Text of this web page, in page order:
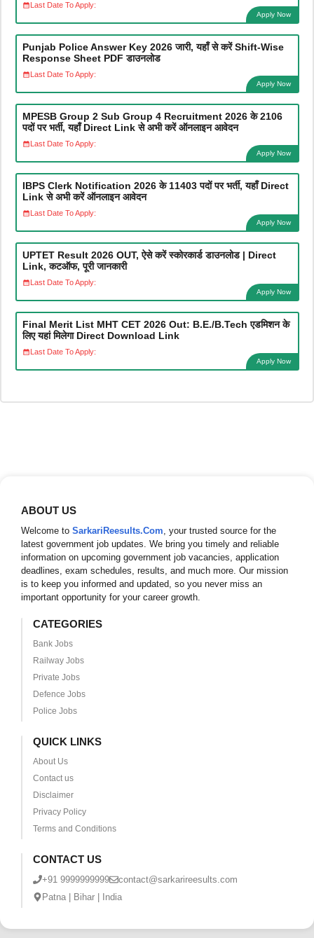
Last Date To Apply:
Apply Now
Punjab Police Answer Key 2026 जारी, यहाँ से करें Shift-Wise
Response Sheet PDF डाउनलोड
Last Date To Apply:
Apply Now
MPESB Group 2 Sub Group 4 Recruitment 2026 के 2106
पदों पर भर्ती, यहाँ Direct Link से अभी करें ऑनलाइन आवेदन
Last Date To Apply:
Apply Now
IBPS Clerk Notification 2026 के 11403 पदों पर भर्ती, यहाँ Direct
Link से अभी करें ऑनलाइन आवेदन
Last Date To Apply:
Apply Now
UPTET Result 2026 OUT, ऐसे करें स्कोरकार्ड डाउनलोड | Direct
Link, कटऑफ, पूरी जानकारी
Last Date To Apply:
Apply Now
Final Merit List MHT CET 2026 Out: B.E./B.Tech एडमिशन के
लिए यहां मिलेगा Direct Download Link
Last Date To Apply:
Apply Now
ABOUT US
Welcome to SarkariReesults.Com, your trusted source for the
latest government job updates. We bring you timely and reliable
information on upcoming government job vacancies, application
deadlines, exam schedules, results, and much more. Our mission
is to keep you informed and updated, so you never miss an
important opportunity for your career growth.
CATEGORIES
Bank Jobs
Railway Jobs
Private Jobs
Defence Jobs
Police Jobs
QUICK LINKS
About Us
Contact us
Disclaimer
Privacy Policy
Terms and Conditions
CONTACT US
+91 9999999999
contact@sarkarireesults.com
Patna | Bihar | India